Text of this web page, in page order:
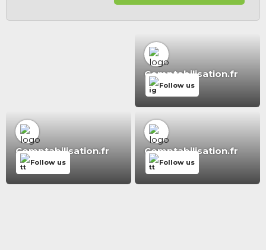
Comptabilisation.fr
Follow us
Comptabilisation.fr
Follow us
Comptabilisation.fr
Follow us